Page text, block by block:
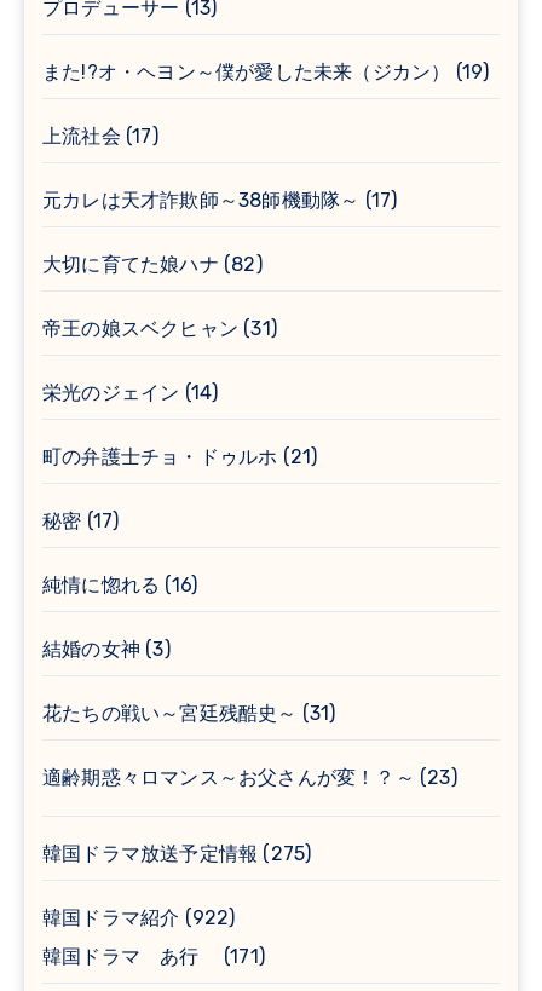
プロデューサー (13)
また!?オ・ヘヨン～僕が愛した未来（ジカン） (19)
上流社会 (17)
元カレは天才詐欺師～38師機動隊～ (17)
大切に育てた娘ハナ (82)
帝王の娘スベクヒャン (31)
栄光のジェイン (14)
町の弁護士チョ・ドゥルホ (21)
秘密 (17)
純情に惚れる (16)
結婚の女神 (3)
花たちの戦い～宮廷残酷史～ (31)
適齢期惑々ロマンス～お父さんが変！？～ (23)
韓国ドラマ放送予定情報 (275)
韓国ドラマ紹介 (922)
韓国ドラマ あ行
(171)